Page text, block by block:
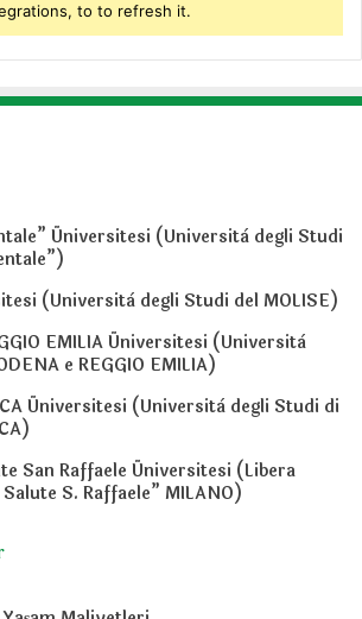
to to refresh it.
Üniversitesi (Università degli Studi
(Università degli Studi del MOLISE)
EMILIA Üniversitesi (Università
e REGGIO EMILIA)
Üniversitesi (Università degli Studi di
San Raffaele Üniversitesi (Libera
S. Raffaele” MILANO)